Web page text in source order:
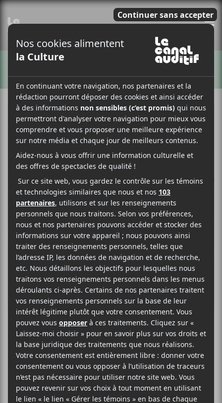
Farfadet
FRANCOPHONE HIP HOP / RAP
SITE WEB >